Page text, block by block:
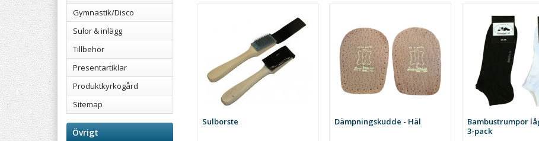
Gymnastik/Disco
Sulor & inlägg
Tillbehör
Presentartiklar
Produktkyrkogård
Sitemap
Övrigt
Sulborste Dämpningskudde - Häl
Bambustrumpor
3-pack